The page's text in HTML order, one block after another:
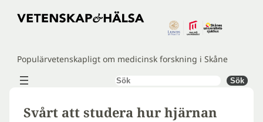
Hoppa
Populärvetenskapligt om medicinsk forskning i Skåne
Sök Sök
Svårt att studera hur hjärnan